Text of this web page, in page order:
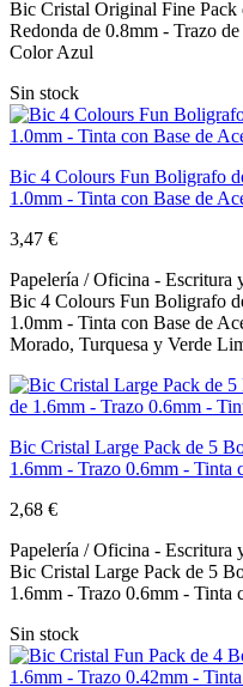
Bic Cristal Original Fine Pack
Redonda de 0.8mm - Trazo
Color Azul
Sin stock
Bic 4 Colours Fun Boligrafo
1.0mm - Tinta con Base de
3,47 €
Papelería / Oficina -
Bic 4 Colours Fun Boligrafo
1.0mm - Tinta con Base de
Morado, Turquesa y Verde
Bic Cristal Large Pack de 5
1.6mm - Trazo 0.6mm - Tinta
2,68 €
Papelería / Oficina -
Bic Cristal Large Pack de 5
1.6mm - Trazo 0.6mm - Tinta
Sin stock